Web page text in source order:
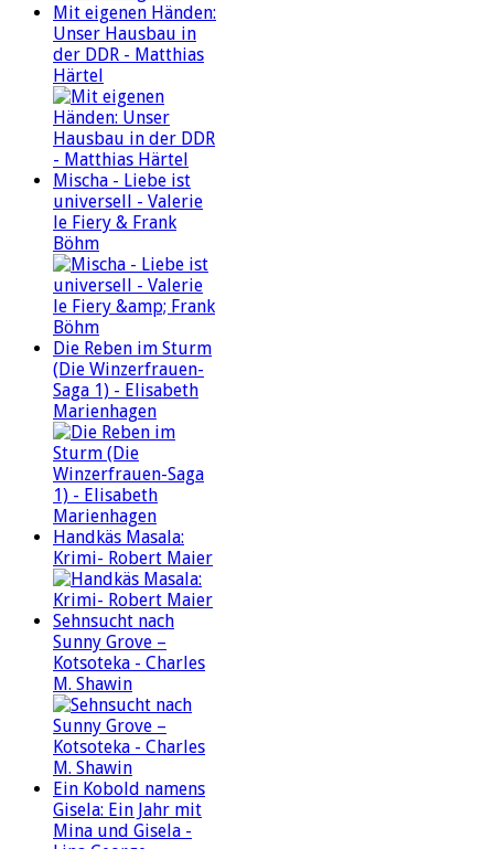
Mit eigenen Händen:
Unser Hausbau in
der DDR - Matthias
Härtel
Mischa - Liebe ist
universell - Valerie
le Fiery & Frank
Böhm
Die Reben im Sturm
(Die Winzerfrauen-
Saga 1) - Elisabeth
Marienhagen
Handkäs Masala:
Krimi- Robert Maier
Sehnsucht nach
Sunny Grove –
Kotsoteka - Charles
M. Shawin
Ein Kobold namens
Gisela: Ein Jahr mit
Mina und Gisela -